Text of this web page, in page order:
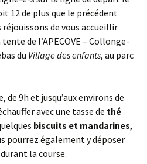
12 de plus que le précédent
réjouissons de vous accueillir
de l’APECOVE – Collonge-
du Village des enfants, au parc
9h et jusqu’aux environs de
avec une tasse de thé
biscuits et mandarines,
pourrez également y déposer
la course.